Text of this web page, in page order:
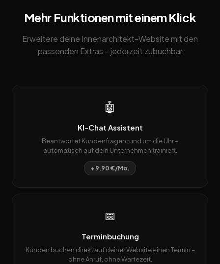
Mehr Funktionen mit einem Klick
Erweitere deine Innenarchitekt-Website mit den
passenden Extras – jederzeit zubuchbar
🤖
KI-Chat Assistent
Beantwortet Kundenfragen rund um die Uhr –
automatisch auf dein Unternehmen trainiert.
+ 9,90 €/Mo.
📅
Terminbuchung
Kunden buchen direkt auf deiner Website einen Termin –
ohne Anruf, ohne Wartezeit.